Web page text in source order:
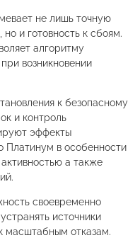
не лишь точную
и готовность к сбоям.
алгоритму
возникновении
к безопасному
и контроль
эффекты
Платинум в особенности
а также
своевременно
источники
масштабным отказам.